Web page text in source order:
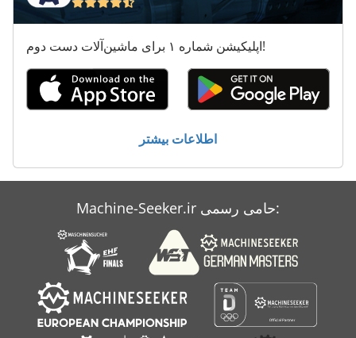
ماشین معاون 200 Mm
اپلیکیشن شماره ۱ برای ماشین‌آلات دست دوم!
اطلاعات بیشتر
Machine-Seeker.ir حامی رسمی: